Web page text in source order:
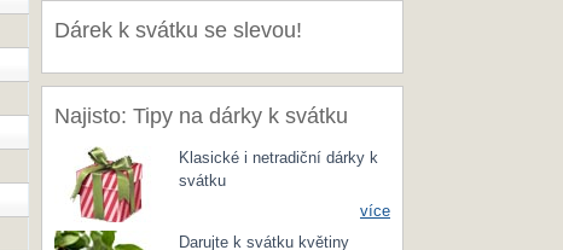
Dárek k svátku se slevou!
Najisto: Tipy na dárky k svátku
Klasické i netradiční dárky k
svátku
více
Darujte k svátku květiny